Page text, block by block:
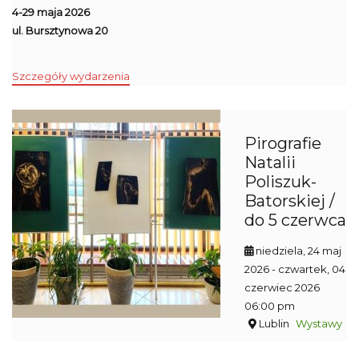
4-29 maja 2026
ul. Bursztynowa 20
Szczegóły wydarzenia
Pirografie
Natalii
Poliszuk-
Batorskiej /
do 5 czerwca
niedziela, 24 maj
2026- czwartek, 04
czerwiec 2026
06:00 pm
Lublin Wystawy